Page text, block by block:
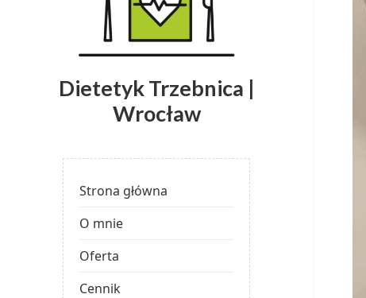
Dietetyk Trzebnica |
Wrocław
Strona główna
O mnie
Oferta
Cennik